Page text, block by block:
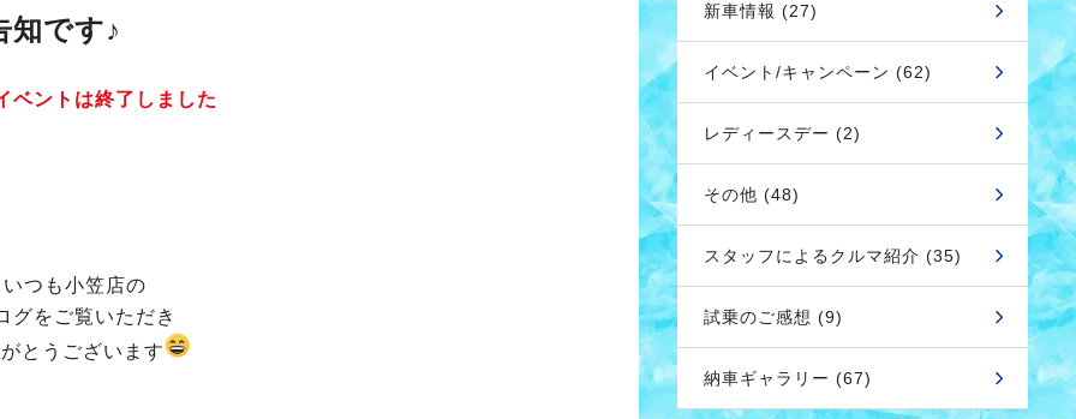
知です♪
ベントは終了しました
いつも小笠店の
グをご覧いただき
とうございます
新車情報 (27)
イベント/キャンペーン (62)
レディースデー (2)
その他 (48)
スタッフによるクルマ紹介 (35)
試乗のご感想 (9)
納車ギャラリー (67)